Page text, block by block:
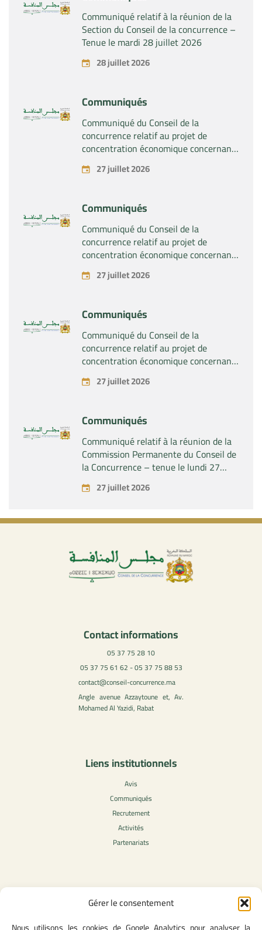
Gérer le consentement
Communiqué relatif à la réunion de la
Section du Conseil de la concurrence –
Tenue le mardi 28 juillet 2026
28 juillet 2026
Communiqués
Communiqué du Conseil de la
concurrence relatif au projet de
concentration économique concernant
la prise du contrôle exclusif par la
société « Substipharm SAS » des actifs
pharmaceutiques « Rilutek » et «
Sabril » détenus par la société « Sanofi
SA »
27 juillet 2026
Communiqués
Communiqué du Conseil de la
concurrence relatif au projet de
concentration économique concernant
la prise du contrôle exclusif par la
société « Plastika Kritis SA » de la
27 juillet 2026
Communiqués
Communiqué du Conseil de la
concurrence relatif au projet de
concentration économique concernant
la prise par la société « Fives SAS » du
contrôle exclusif de la société « Aries
27 juillet 2026
Communiqués
Communiqué relatif à la réunion de la
Commission Permanente du Conseil de
la Concurrence – tenue le lundi 27
juillet 2026
27 juillet 2026
Contact informations
05 37 75 28 10
05 37 75 61 62 - 05 37 75 88 53
contact@conseil-concurrence.ma
Angle avenue Azzaytoune et, Av.
Mohamed Al Yazidi, Rabat
Liens institutionnels
Avis
Communiqués
Recrutement
Activités
Partenariats
Contenu légale